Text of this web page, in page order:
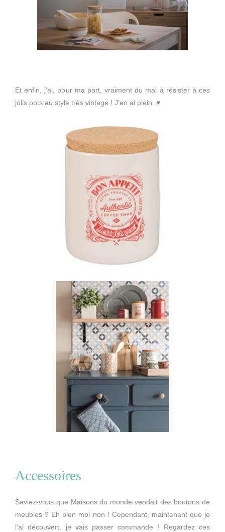
Et enfin, j’ai, pour ma part, vraiment du mal à résister à ces
jolis pots au style très vintage ! J’en ai plein. ♥
Accessoires
Saviez-vous que Maisons du monde vendait des boutons de
meubles ? Eh bien moi non ! Cependant, maintenant que je
l’ai découvert, je vais passer commande ! Regardez ces